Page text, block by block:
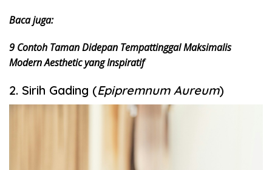
Baca juga:
9 Contoh Taman Didepan Tempattinggal Maksimalis
Modern Aesthetic yang Inspiratif
2. Sirih Gading (Epipremnum Aureum)